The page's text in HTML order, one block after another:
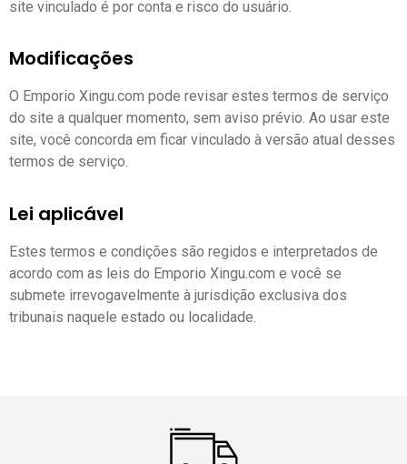
site vinculado é por conta e risco do usuário.
Modificações
O Emporio Xingu.com pode revisar estes termos de serviço
do site a qualquer momento, sem aviso prévio. Ao usar este
site, você concorda em ficar vinculado à versão atual desses
termos de serviço.
Lei aplicável
Estes termos e condições são regidos e interpretados de
acordo com as leis do Emporio Xingu.com e você se
submete irrevogavelmente à jurisdição exclusiva dos
tribunais naquele estado ou localidade.